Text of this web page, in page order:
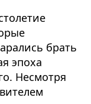
брать
эпоха
Несмотря